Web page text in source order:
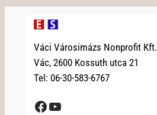
Váci Városimázs Nonprofit Kft.
Vác, 2600 Kossuth utca 21
Tel: 06-30-583-6767
Facebook YouTube